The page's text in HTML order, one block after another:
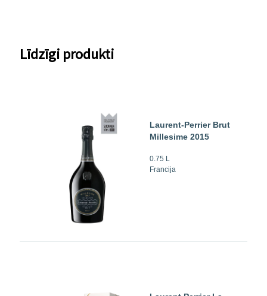
Līdzīgi produkti
Laurent-Perrier Brut
Millesime 2015
0.75 L
Francija